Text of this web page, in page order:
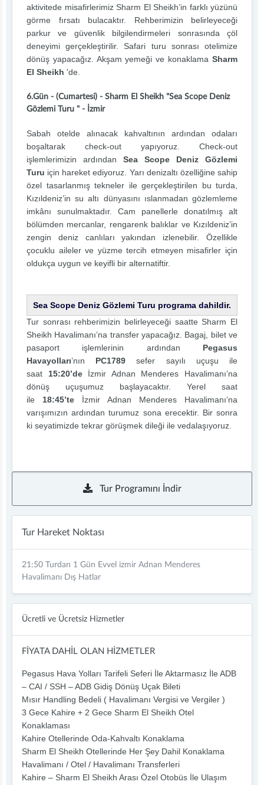
aktivitede misafirlerimiz Sharm El Sheikh’in farklı yüzünü
görme fırsatı bulacaktır. Rehberimizin belirleyeceği
parkur ve güvenlik bilgilendirmeleri sonrasında çöl
deneyimi gerçekleştirilir. Safari turu sonrası otelimize
dönüş yapacağız. Akşam yemeği ve konaklama Sharm
El Sheikh 'de.
6.Gün - (Cumartesi) - Sharm El Sheikh "Sea Scope Deniz
Gözlemi Turu " - İzmir
Sabah otelde alınacak kahvaltının ardından odaları
boşaltarak check-out yapıyoruz. Check-out
işlemlerimizin ardından Sea Scope Deniz Gözlemi
Turu için hareket ediyoruz. Yarı denizaltı özelliğine sahip
özel tasarlanmış tekneler ile gerçekleştirilen bu turda,
Kızıldeniz’in su altı dünyasını ıslanmadan gözlemleme
imkânı sunulmaktadır. Cam panellerle donatılmış alt
bölümden mercanlar, rengarenk balıklar ve Kızıldeniz’in
zengin deniz canlıları yakından izlenebilir. Özellikle
çocuklu aileler ve yüzme tercih etmeyen misafirler için
oldukça uygun ve keyifli bir alternatiftir.
Sea Scope Deniz Gözlemi Turu programa dahildir.
Tur sonrası rehberimizin belirleyeceği saatte Sharm El
Sheikh Havalimanı’na transfer yapacağız. Bagaj, bilet ve
pasaport işlemlerinin ardından Pegasus
Havayolları’nın PC1789 sefer sayılı uçuşu ile
saat 15:20’deİzmir Adnan Menderes Havalimanı’na
dönüş uçuşumuz başlayacaktır. Yerel saat
ile 18:45’te İzmir Adnan Menderes Havalimanı’na
varışımızın ardından turumuz sona erecektir. Bir sonra
ki seyatimizde tekrar görüşmek dileği ile vedalaşıyoruz.
Tur Programını İndir
Tur Hareket Noktası
21:50 Turdan 1 Gün Evvel izmir Adnan Menderes
Havalimanı Dış Hatlar
Ücretli ve Ücretsiz Hizmetler
FİYATA DAHİL OLAN HİZMETLER
Pegasus Hava Yolları Tarifeli Seferi İle Aktarmasız İle ADB
– CAI / SSH – ADB Gidiş Dönüş Uçak Bileti
Mısır Handling Bedeli ( Havalimanı Vergisi ve Vergiler )
3 Gece Kahire + 2 Gece Sharm El Sheikh Otel
Konaklaması
Kahire Otellerinde Oda-Kahvaltı Konaklama
Sharm El Sheikh Otellerinde Her Şey Dahil Konaklama
Havalimanı / Otel / Havalimanı Transferleri
Kahire – Sharm El Sheikh Arası Özel Otobüs İle Ulaşım